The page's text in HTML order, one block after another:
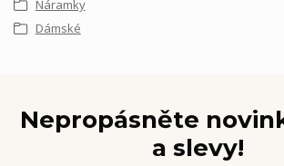
Náramky
Dámské
Nepropásněte
a slevy!